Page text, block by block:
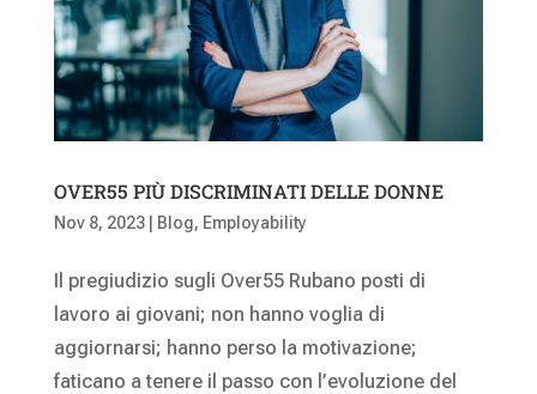
OVER55 PIÙ DISCRIMINATI DELLE DONNE
Nov 8, 2023| Blog, Employability
Il pregiudizio sugli Over55 Rubano posti di
lavoro ai giovani; non hanno voglia di
aggiornarsi; hanno perso la motivazione;
faticano a tenere il passo con l’evoluzione del